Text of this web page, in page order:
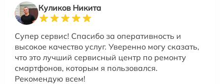
Куликов Никита
Супер сервис! Спасибо за оперативность и
высокое качество услуг. Уверенно могу сказать,
что это лучший сервисный центр по ремонту
смартфонов, которым я пользовался.
Рекомендую всем!